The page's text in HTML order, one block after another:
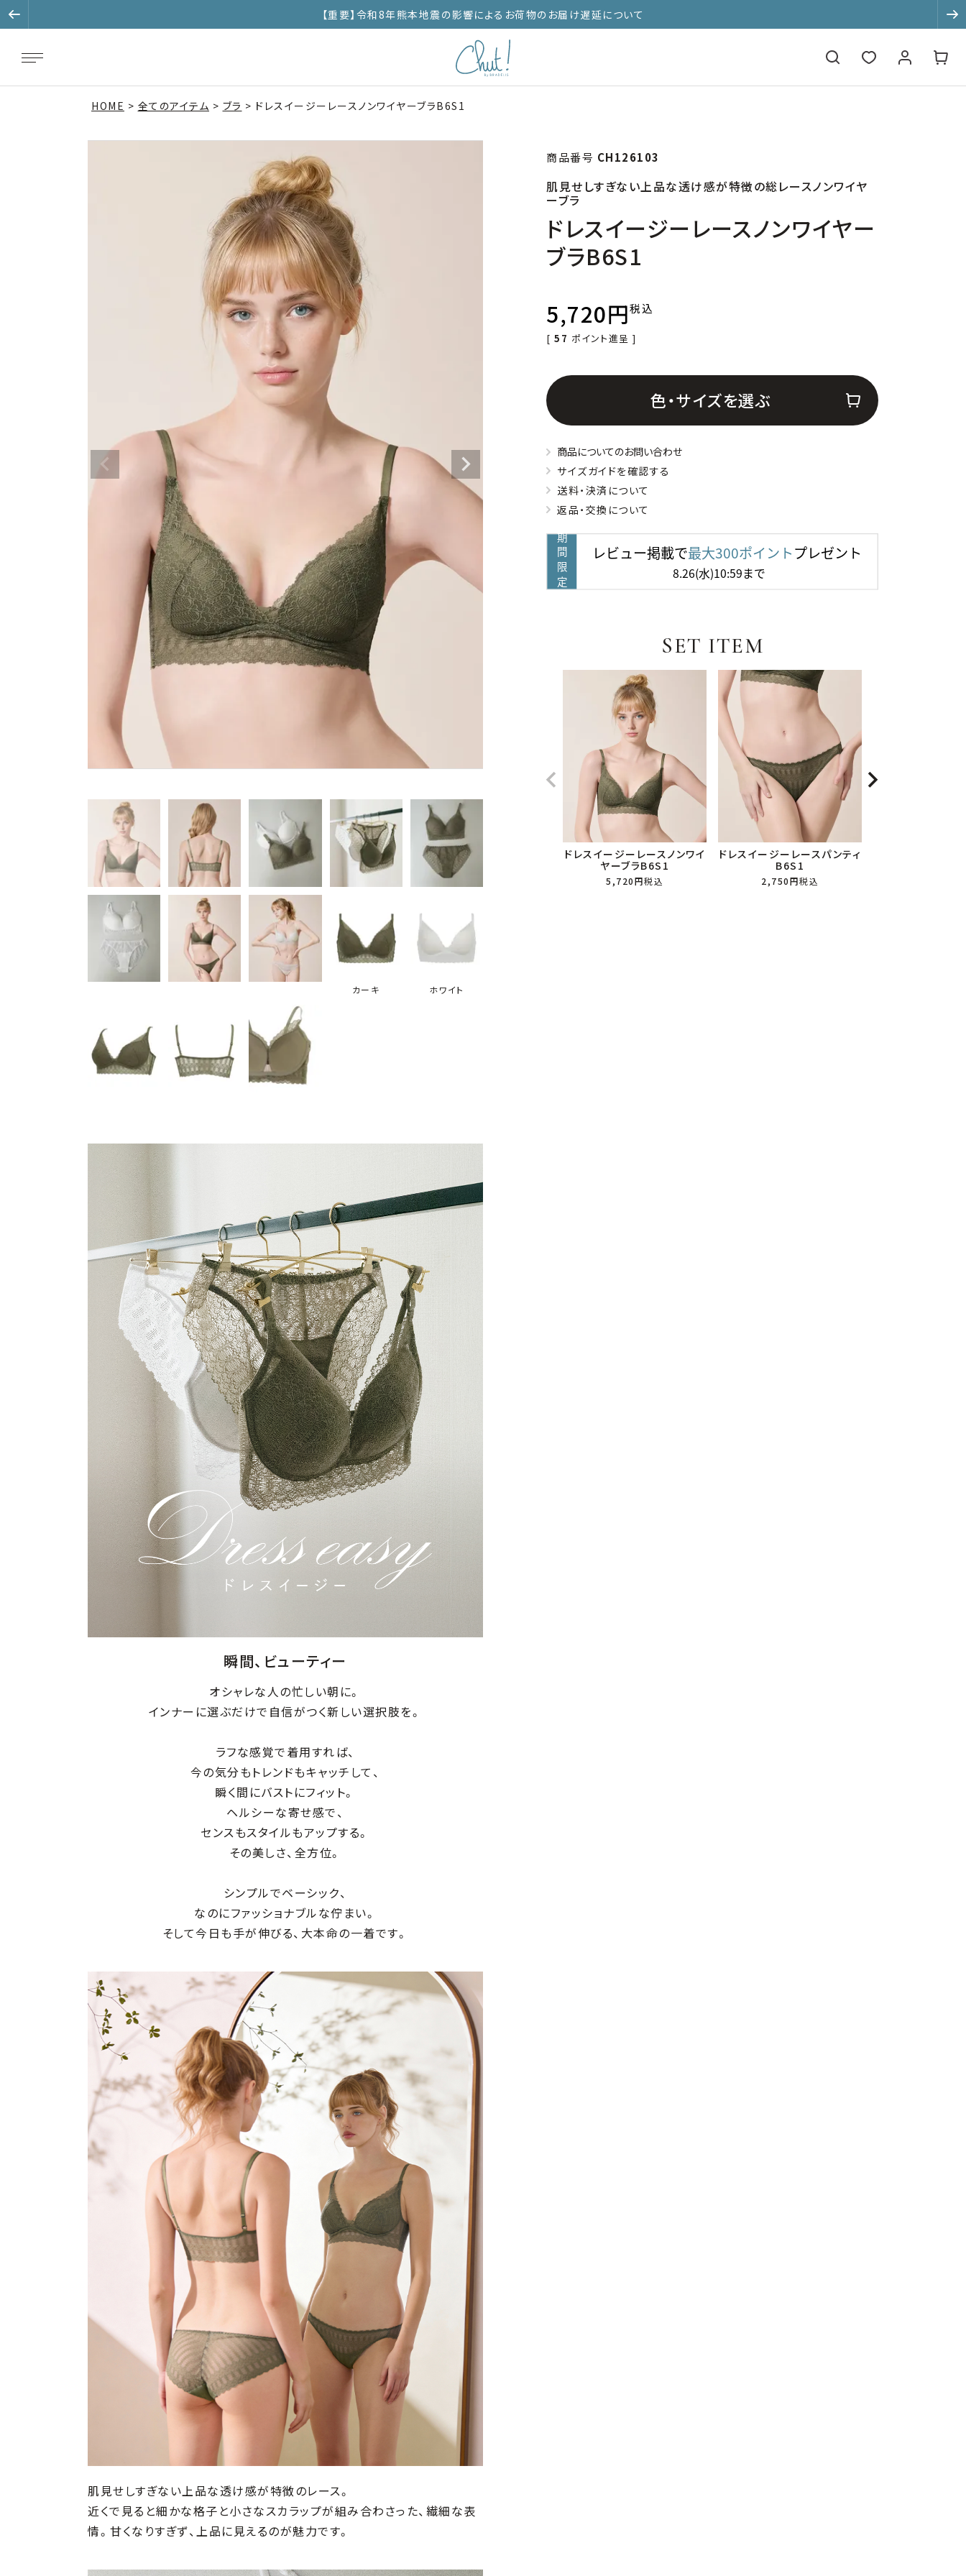
【重要】令和8年熊本地震の影響によるお荷物のお届け遅延について
HOME 全てのアイテム ブラ ドレスイージーレースノンワイヤーブラB6S1
カーキ ホワイト
瞬間、ビューティー
オシャレな人の忙しい朝に。
インナーに選ぶだけで自信がつく新しい選択肢を。
ラフな感覚で着用すれば、
今の気分もトレンドもキャッチして、
瞬く間にバストにフィット。
ヘルシーな寄せ感で、
センスもスタイルもアップする。
その美しさ、全方位。
シンプルでベーシック、
なのにファッショナブルな佇まい。
そして今日も手が伸びる、大本命の一着です。
肌見せしすぎない上品な透け感が特徴のレース。
近くで見ると細かな格子と小さなスカラップが組み合わさった、繊細な表
情。甘くなりすぎず、上品に見えるのが魅力です。
商品番号 CH126103
肌見せしすぎない上品な透け感が特徴の総レースノンワイヤ
ーブラ
ドレスイージーレースノンワイヤー
ブラB6S1
5,720
税込
[ 57 ポイント進呈 ]
色・サイズを選ぶ
商品についてのお問い合わせ
サイズガイドを確認する
送料・決済について
返品・交換について
SET ITEM
ドレスイージーレースノンワイ
ヤーブラB6S1
5,720 税込
ドレスイージーレースパンティ
B6S1
2,750 税込